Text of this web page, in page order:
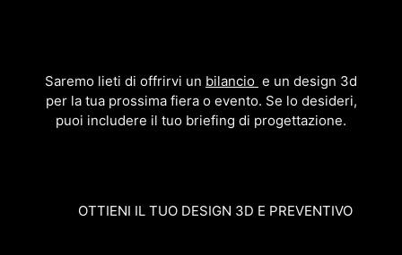
Saremo lieti di offrirvi un bilancio e un design 3d
per la tua prossima fiera o evento. Se lo desideri,
puoi includere il tuo briefing di progettazione.
OTTIENI IL TUO DESIGN 3D E PREVENTIVO